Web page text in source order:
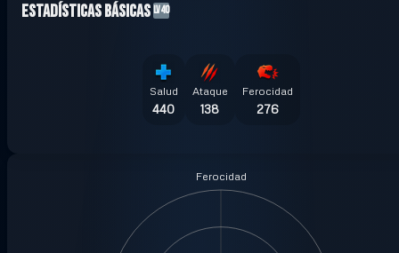
Estadísticas Básicas LV40
Salud
440
Ataque
138
Ferocidad
276
Ferocidad